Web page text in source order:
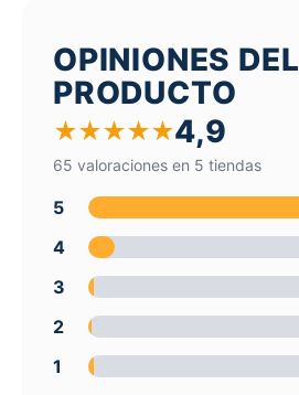
OPINIONES DEL
PRODUCTO
★★★★★4,9
65 valoraciones en 5 tiendas
5
4
3
2
1